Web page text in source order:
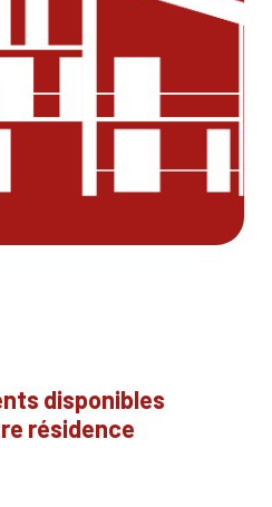
disponibles
résidence